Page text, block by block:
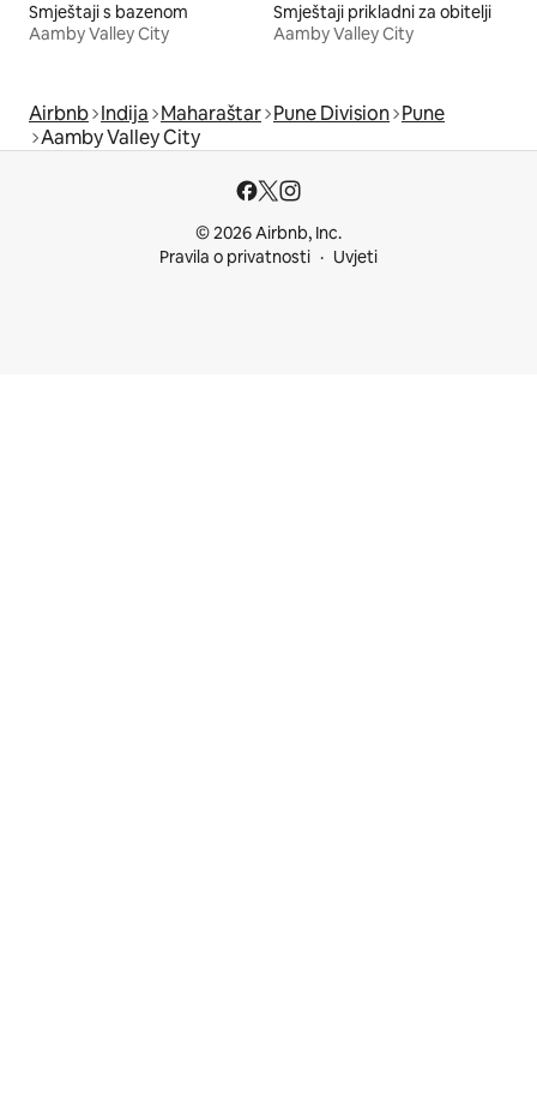
Smještaji s bazenom
Aamby Valley City
Smještaji prikladni za obitelji
Aamby Valley City
Airbnb Indija Maharaštar Pune Division Pune
Aamby Valley City
© 2026 Airbnb, Inc.
Pravila o privatnosti
Uvjeti